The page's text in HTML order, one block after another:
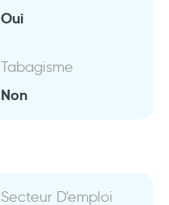
Oui
Tabagisme
Non
Secteur D'emploi